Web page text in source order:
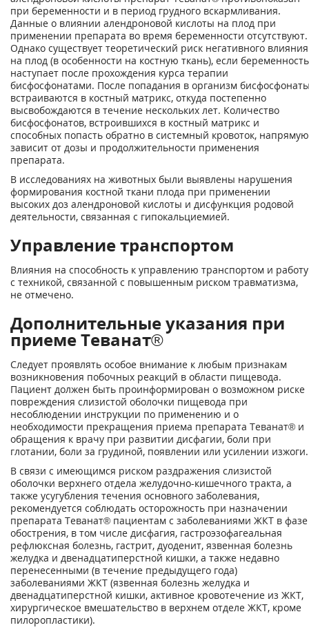
при беременности и в период грудного вскармливания.
Данные о влиянии алендроновой кислоты на плод при
применении препарата во время беременности отсутствуют.
Однако существует теоретический риск негативного влияния
на плод (в особенности на костную ткань), если беременность
наступает после прохождения курса терапии
бисфосфонатами. После попадания в организм
встраиваются в костный матрикс, откуда постепенно
высвобождаются в течение нескольких лет. Количество
бисфосфонатов, встроившихся в костный матрикс и
способных попасть обратно в системный кровоток, напрямую
зависит от дозы и продолжительности применения
препарата.
В исследованиях на животных были выявлены нарушения
формирования костной ткани плода при применении
высоких доз алендроновой кислоты и дисфункция родовой
деятельности, связанная с гипокальциемией.
Управление транспортом
Влияния на способность к управлению транспортом и работу
с техникой, связанной с повышенным риском травматизма,
не отмечено.
Дополнительные указания при
приеме Теванат®
Следует проявлять особое внимание к любым признакам
возникновения побочных реакций в области пищевода.
Пациент должен быть проинформирован о возможном риске
повреждения слизистой оболочки пищевода при
несоблюдении инструкции по применению и о
необходимости прекращения приема препарата Теванат® и
обращения к врачу при развитии дисфагии, боли при
глотании, боли за грудиной, появлении или усилении изжоги.
В связи с имеющимся риском раздражения слизистой
оболочки верхнего отдела желудочно-кишечного тракта, а
также усугубления течения основного заболевания,
рекомендуется соблюдать осторожность при назначении
препарата Теванат® пациентам с заболеваниями ЖКТ в фазе
обострения, в том числе дисфагия, гастроэзофагеальная
рефлюксная болезнь, гастрит, дуоденит, язвенная болезнь
желудка и двенадцатиперстной кишки, а также недавно
перенесенными (в течение предыдущего года)
заболеваниями ЖКТ (язвенная болезнь желудка и
двенадцатиперстной кишки, активное кровотечение из ЖКТ,
хирургическое вмешательство в верхнем отделе ЖКТ, кроме
пилоропластики).